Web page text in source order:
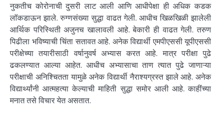
नुकतीच कोरोनाची दुसरी लाट आली आणि आधीपेक्षा ही अधिक कडक
लॉकडाऊन झाले. रुग्णसंख्या सुद्धा वाढत गेली. आधीच खिळखिळी झालेली
आर्थिक परिस्थिती अजुनच खालावली आहे. बेकारी ही वाढत गेली. तरुण
पिढीला भविष्याची चिंता सतावत आहे. अनेक विद्यार्थी एमपीएससी यूपीएससी
परीक्षेच्या तयारीसाठी वर्षानुवर्ष अभ्यास करत आहे. मात्र परीक्षा पुढे
ढकलण्यात आल्या आहेत. आधीच अभ्यासाचा ताण त्यात पुढे जाणाऱ्या
परीक्षाची अनिश्चितता यामुळे अनेक विद्यार्थी नैराश्यग्रस्त झाले आहे. अनेक
विद्यार्थ्यांनी आत्महत्या केल्याची माहिती सुद्धा समोर आली आहे. काहींच्या
मनात तसे विचार येत असतात.